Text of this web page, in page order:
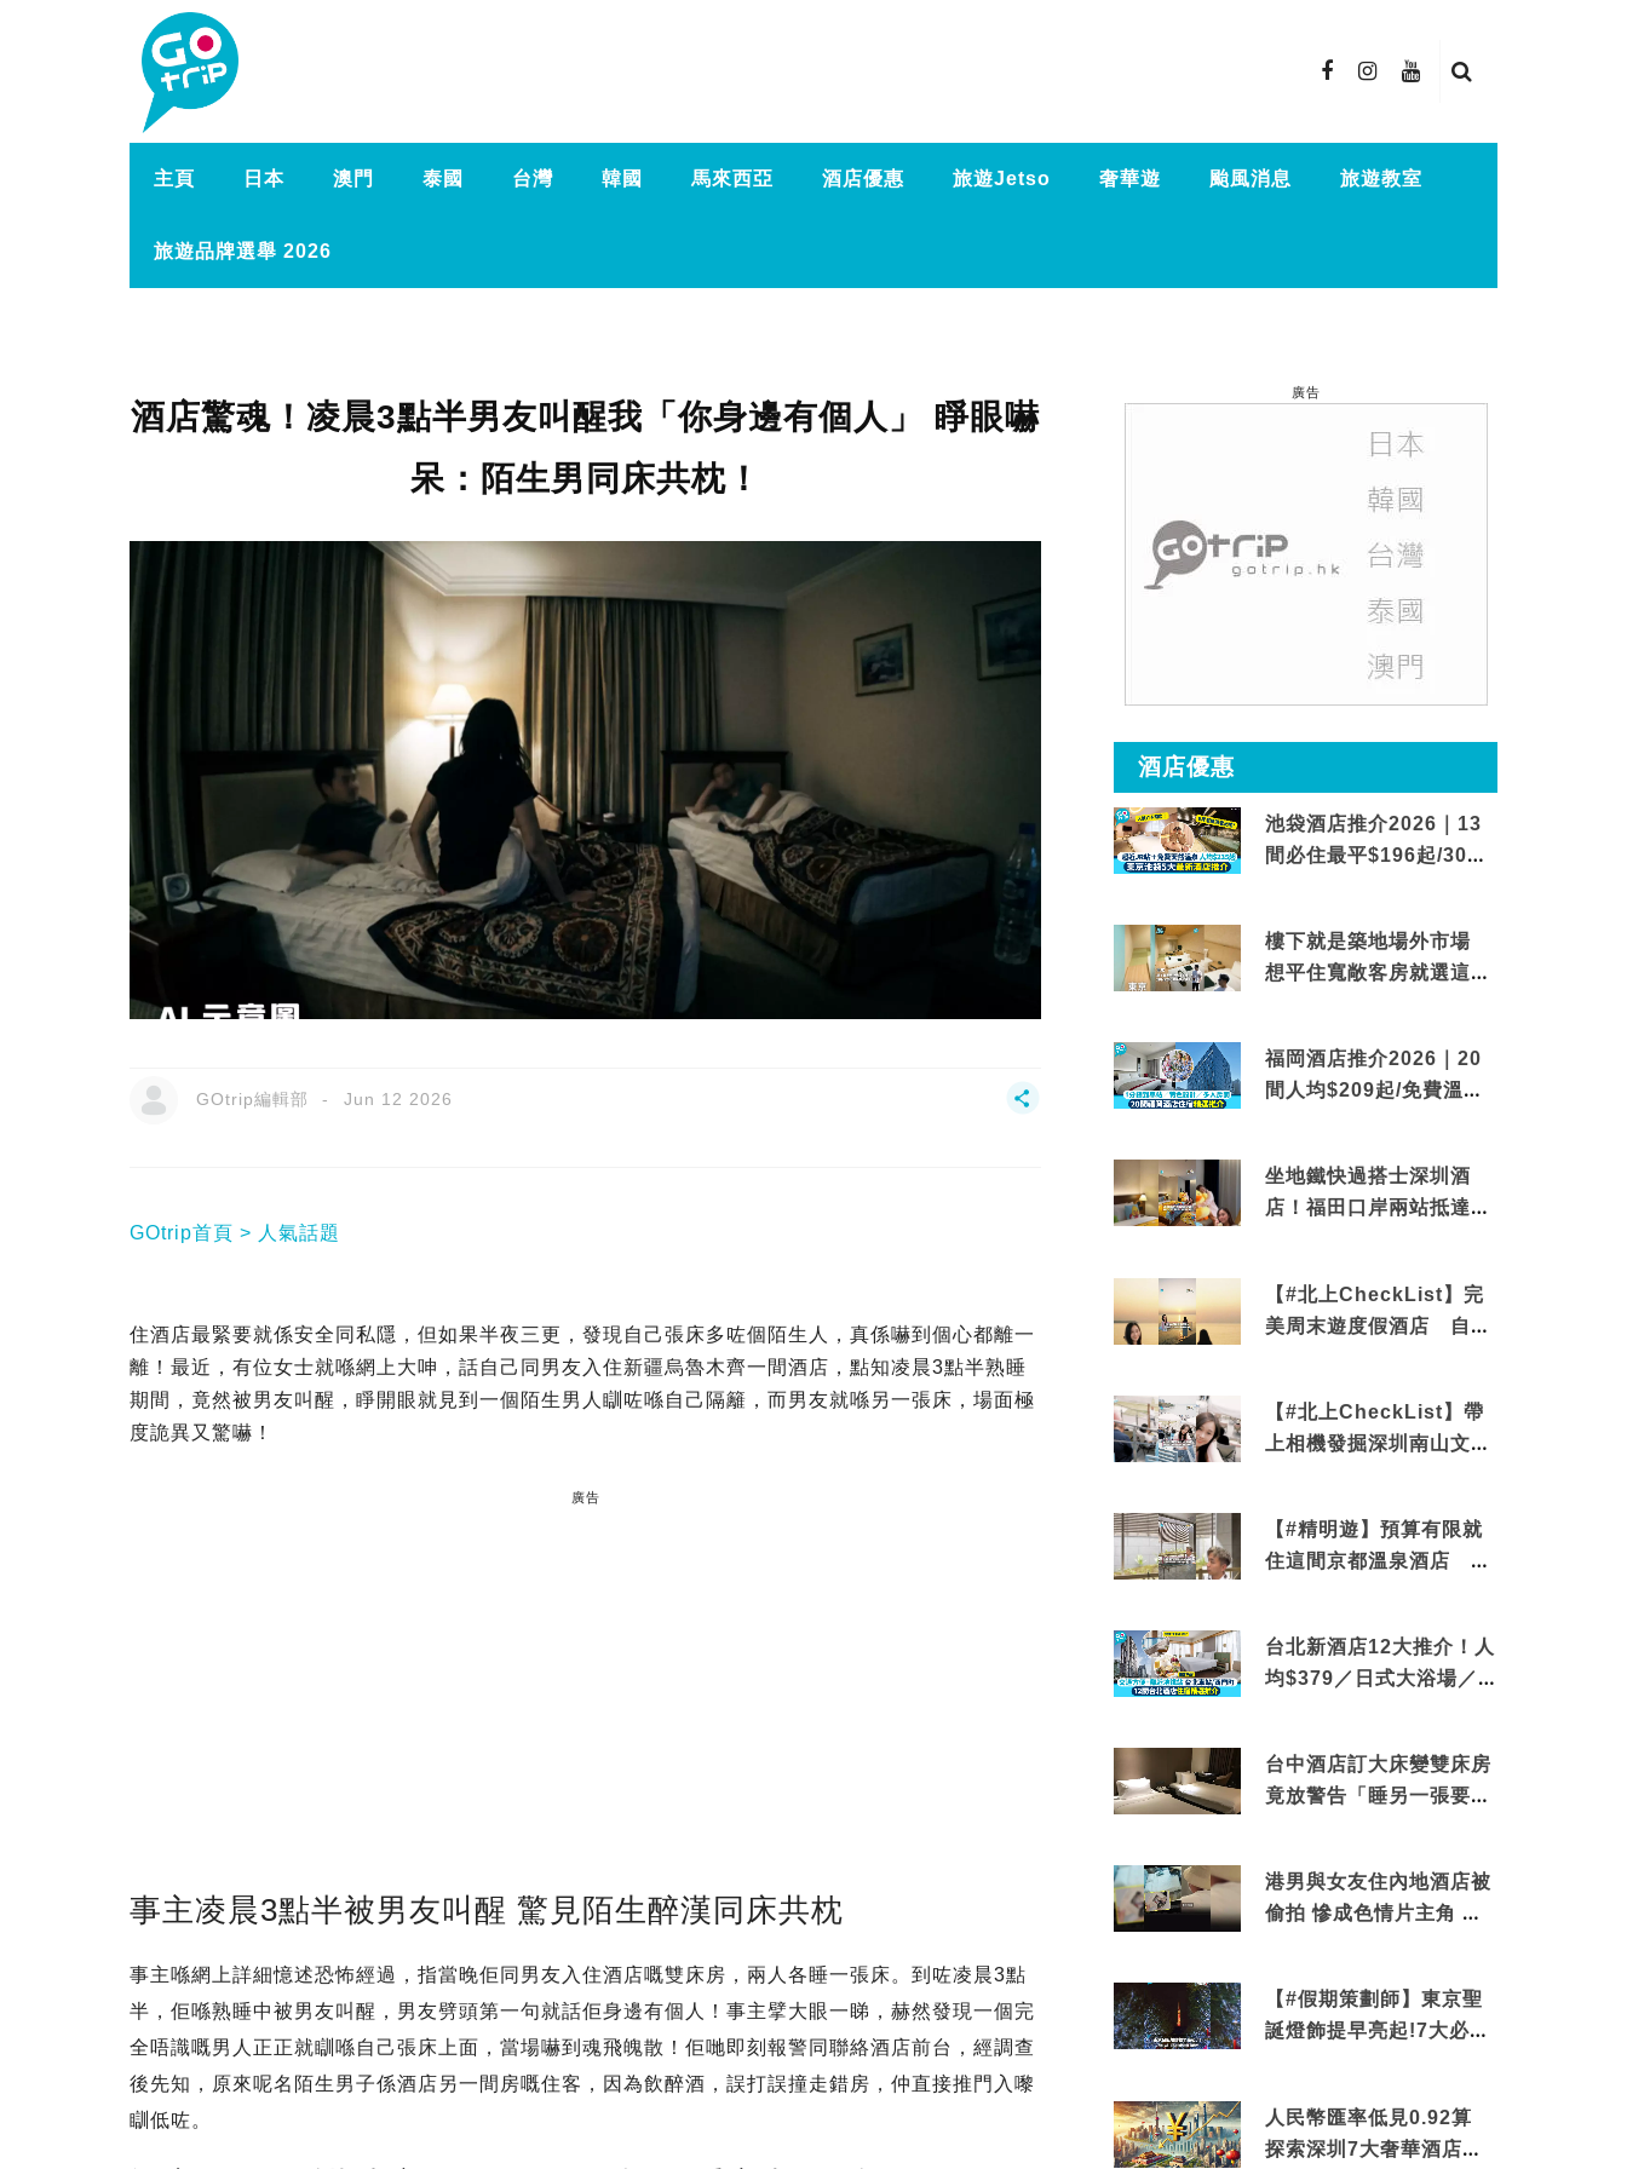
主頁 日本 澳門 泰國 台灣 韓國 馬來西亞 酒店優惠 旅遊Jetso 奢華遊 颱風消息 旅遊教室
旅遊品牌選舉 2026
酒店驚魂！凌晨3點半男友叫醒我「你身邊有個人」 睜眼嚇
呆：陌生男同床共枕！
GOtrip編輯部 Jun 12 2026
GOtrip首頁 人氣話題
住酒店最緊要就係安全同私隱，但如果半夜三更，發現自己張床多咗個陌生人，真係嚇到個心都離一
離！最近，有位女士就喺網上大呻，話自己同男友入住新疆烏魯木齊一間酒店，點知凌晨3點半熟睡
期間，竟然被男友叫醒，睜開眼就見到一個陌生男人瞓咗喺自己隔籬，而男友就喺另一張床，場面極
度詭異又驚嚇！
廣告
事主凌晨3點半被男友叫醒 驚見陌生醉漢同床共枕
事主喺網上詳細憶述恐怖經過，指當晚佢同男友入住酒店嘅雙床房，兩人各睡一張床。到咗凌晨3點
半，佢喺熟睡中被男友叫醒，男友劈頭第一句就話佢身邊有個人！事主擘大眼一睇，赫然發現一個完
全唔識嘅男人正正就瞓喺自己張床上面，當場嚇到魂飛魄散！佢哋即刻報警同聯絡酒店前台，經調查
後先知，原來呢名陌生男子係酒店另一間房嘅住客，因為飲醉酒，誤打誤撞走錯房，仲直接推門入嚟
瞓低咗。
廣告
酒店優惠
池袋酒店推介2026｜13
間必住最平$196起/30秒
樓下就是築地場外市場
想平住寬敞客房就選這間
福岡酒店推介2026｜20
間人均$209起/免費溫泉/
坐地鐵快過搭士深圳酒
店！福田口岸兩站抵達
【#北上CheckList】完
美周末遊度假酒店 自帶
【#北上CheckList】帶
上相機發掘深圳南山文藝
【#精明遊】預算有限就
住這間京都溫泉酒店 車
台北新酒店12大推介！人
均$379／日式大浴場／1
台中酒店訂大床變雙床房
竟放警告「睡另一張要加
港男與女友住內地酒店被
偷拍 慘成色情片主角 鏡
【#假期策劃師】東京聖
誕燈飾提早亮起!7大必去
人民幣匯率低見0.92算
探索深圳7大奢華酒店體